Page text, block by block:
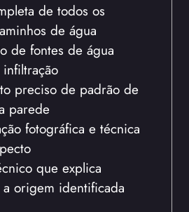
de todos os
de água
de fontes de água
preciso de padrão de
parede
fotográfica e técnica
que explica
a origem identificada